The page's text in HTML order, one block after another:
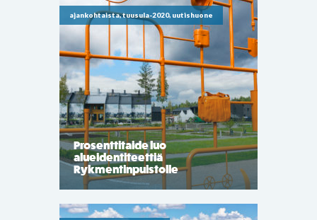
ajankohtaista, tuusula-2020, uutishuone
Prosenttitaide luo
alueidentiteettiä
Rykmentinpuistolle